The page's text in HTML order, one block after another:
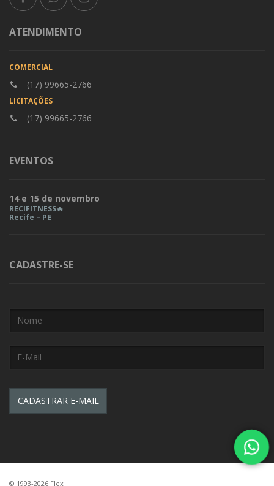
ATENDIMENTO
COMERCIAL
(17) 99665-2766
LICITAÇÕES
(17) 99665-2766
EVENTOS
14 e 15 de novembro
RECIFITNESS🔥
Recife – PE
CADASTRE-SE
© 1993-2026 Flex